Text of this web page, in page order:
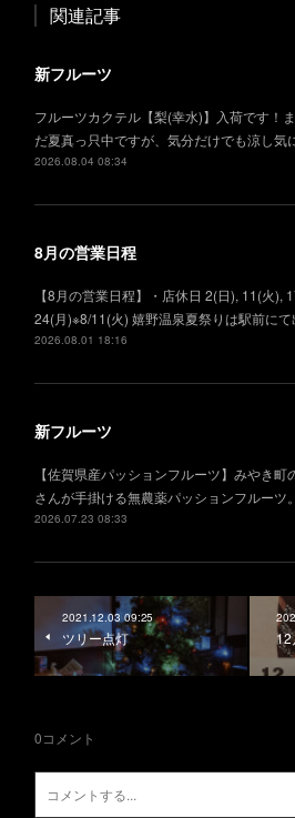
関連記事
新フルーツ
フルーツカクテル【梨(幸水)】入荷です！
だ夏真っ只中ですが、気分だけでも涼し気に
2026.08.04 08:34
8月の営業日程
【8月の営業日程】・店休日 2(日), 11(火),
24(月)※8/11(火) 嬉野温泉夏祭りは駅前に
2026.08.01 18:16
新フルーツ
【佐賀県産パッションフルーツ】みやき町
さんが手掛ける無農薬パッションフルー
2026.07.23 08:33
2021.12.03 09:25
ツリー点灯
0コメント